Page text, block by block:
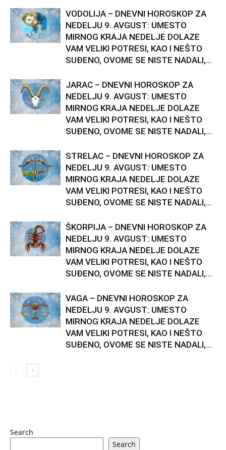
VODOLIJA – DNEVNI HOROSKOP ZA
NEDELJU 9. AVGUST: UMESTO
MIRNOG KRAJA NEDELJE DOLAZE
VAM VELIKI POTRESI, KAO I NEŠTO
SUĐENO, OVOME SE NISTE NADALI,...
JARAC – DNEVNI HOROSKOP ZA
NEDELJU 9. AVGUST: UMESTO
MIRNOG KRAJA NEDELJE DOLAZE
VAM VELIKI POTRESI, KAO I NEŠTO
SUĐENO, OVOME SE NISTE NADALI,...
STRELAC – DNEVNI HOROSKOP ZA
NEDELJU 9. AVGUST: UMESTO
MIRNOG KRAJA NEDELJE DOLAZE
VAM VELIKI POTRESI, KAO I NEŠTO
SUĐENO, OVOME SE NISTE NADALI,...
ŠKORPIJA – DNEVNI HOROSKOP ZA
NEDELJU 9. AVGUST: UMESTO
MIRNOG KRAJA NEDELJE DOLAZE
VAM VELIKI POTRESI, KAO I NEŠTO
SUĐENO, OVOME SE NISTE NADALI,...
VAGA – DNEVNI HOROSKOP ZA
NEDELJU 9. AVGUST: UMESTO
MIRNOG KRAJA NEDELJE DOLAZE
VAM VELIKI POTRESI, KAO I NEŠTO
SUĐENO, OVOME SE NISTE NADALI,...
Search
Search